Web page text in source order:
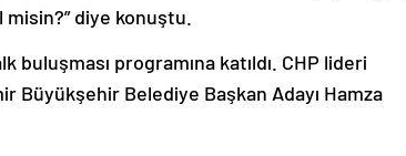
misin?” diye konuştu.
buluşması programına katıldı. CHP lideri
Büyükşehir Belediye Başkan Adayı Hamza